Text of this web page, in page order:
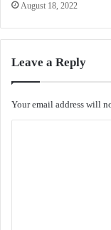
August 18, 2022
Leave a Reply
Your email address will